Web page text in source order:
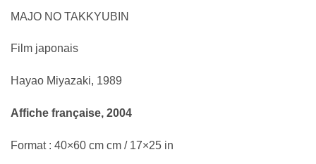
MAJO NO TAKKYUBIN
Film japonais
Hayao Miyazaki, 1989
Affiche française, 2004
Format : 40×60 cm cm / 17×25 in